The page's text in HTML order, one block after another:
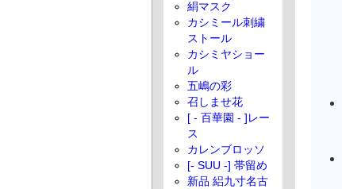
絹マスク
カシミール刺繍
ストール
カシミヤショー
ル
五嶋の彩
召しませ花
[ - 百華園 - ]レー
ス
カレンブロッソ
[- SUU -] 帯留め
新品 絽九寸名古